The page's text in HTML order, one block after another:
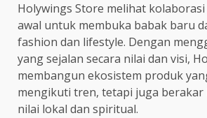
Holywings Store melihat
awal untuk membuka babak baru
fashion dan lifestyle. Dengan
yang sejalan secara nilai dan visi,
membangun ekosistem produk
mengikuti tren, tetapi juga berakar
nilai lokal dan spiritual.